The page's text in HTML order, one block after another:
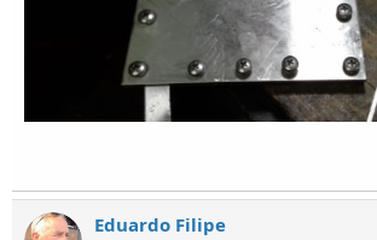
Eduardo Filipe